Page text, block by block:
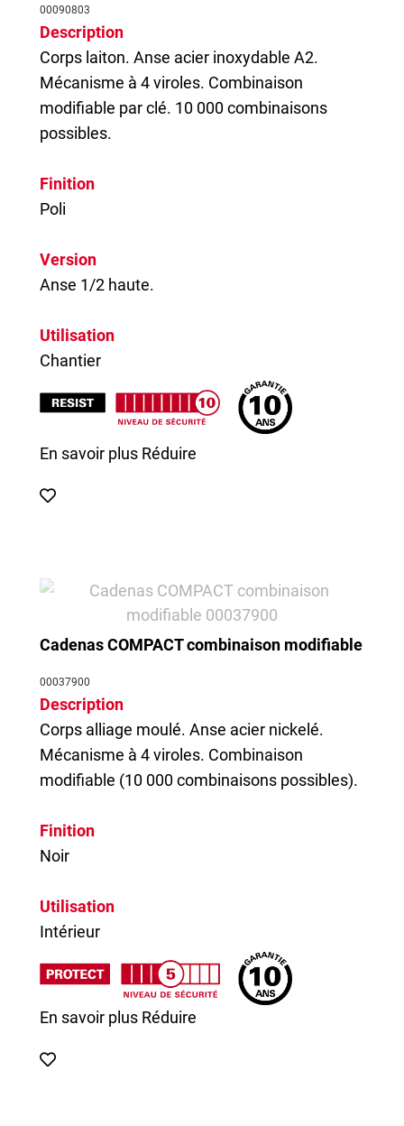
00090803
Description
Corps laiton. Anse acier inoxydable A2.
Mécanisme à 4 viroles. Combinaison
modifiable par clé. 10 000 combinaisons
possibles.
Finition
Poli
Version
Anse 1/2 haute.
Utilisation
Chantier
En savoir plus Réduire
Cadenas COMPACT combinaison modifiable
00037900
Description
Corps alliage moulé. Anse acier nickelé.
Mécanisme à 4 viroles. Combinaison
modifiable (10 000 combinaisons possibles).
Finition
Noir
Utilisation
Intérieur
En savoir plus Réduire